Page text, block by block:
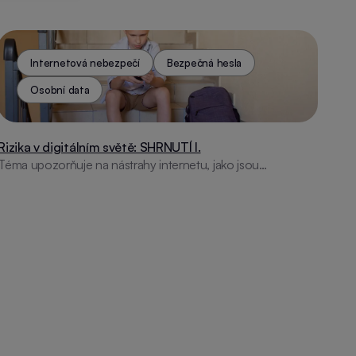
Internetová nebezpečí Bezpečná hesla
Osobní data
v digitálním světě: SHRNUTÍ I.
upozorňuje na nástrahy internetu, jako jsou